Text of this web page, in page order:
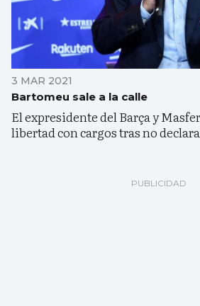
3 MAR 2021
Bartomeu sale a la calle
El expresidente del Barça y
libertad con cargos tras no